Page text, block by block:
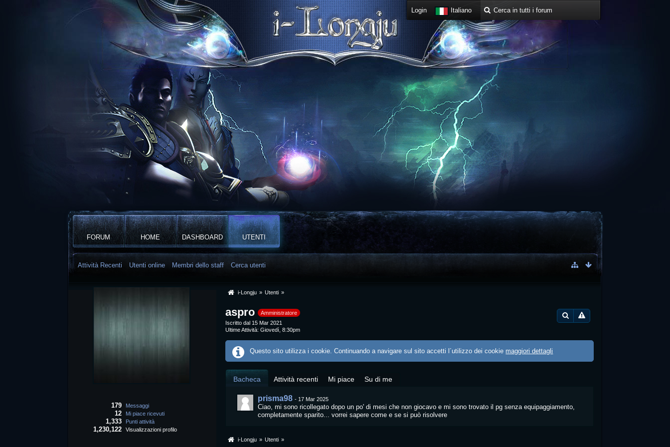
Login Italiano
FORUM HOME DASHBOARD UTENTI
Attività Recenti Utenti online Membri dello staff Cerca utenti
Messaggi
179
Mi piace ricevuti
12
Punti attività
1,333
Visualizzazioni profilo
1,230,122
i-Longju » Utenti »
aspro Amministratore
Iscritto dal 15 Mar 2021
Ultime Attività Giovedì, 8:30pm
Questo sito utilizza i cookie. Continuando a navigare sul sito accetti l´utilizzo dei cookie maggiori dettagli
Bacheca Attività recenti Mi piace Su di me
prisma98 - 17 Mar 2025
Ciao, mi sono ricollegato dopo un po' di mesi che non giocavo e mi sono trovato il pg senza equipaggiamento,
completamente sparito... vorrei sapere come e se si può risolvere
i-Longju » Utenti »